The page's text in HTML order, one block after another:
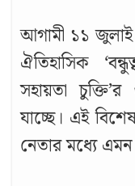
আগামী ১১ জুলাই
ঐতিহাসিক
সহায়তা
যাচ্ছে। এই
নেতার মধ্যে এমন